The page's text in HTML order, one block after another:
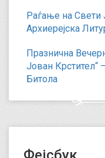
Раѓање на Свети
Архиерејска
Празнична
Јован Крстител“
Битола